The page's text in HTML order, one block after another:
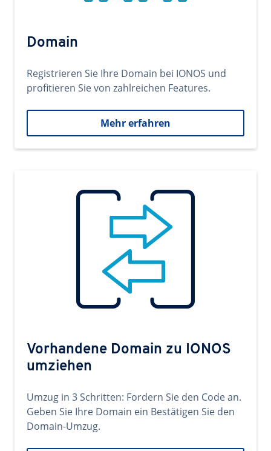
Domain
Registrieren Sie Ihre Domain bei IONOS und
profitieren Sie von zahlreichen Features.
Mehr erfahren
Vorhandene Domain zu IONOS
umziehen
Umzug in 3 Schritten: Fordern Sie den Code an.
Geben Sie Ihre Domain ein Bestätigen Sie den
Domain-Umzug.